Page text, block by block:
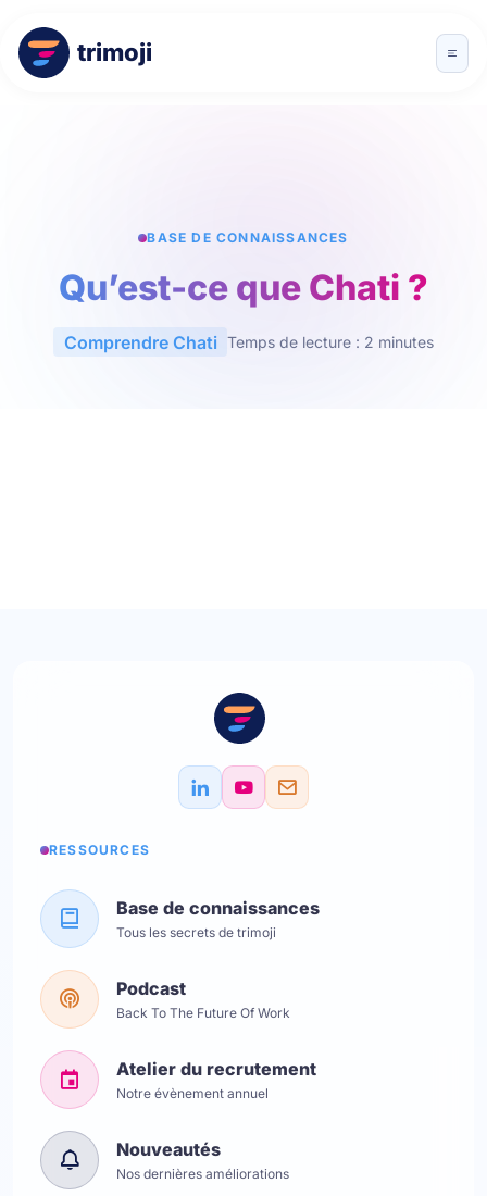
trimoji
BASE DE CONNAISSANCES
Qu’est-ce que Chati ?
Comprendre Chati Temps de lecture : 2 minutes
RESSOURCES
Base de connaissances
Tous les secrets de trimoji
Podcast
Back To The Future Of Work
Atelier du recrutement
Notre évènement annuel
Nouveautés
Nos dernières améliorations